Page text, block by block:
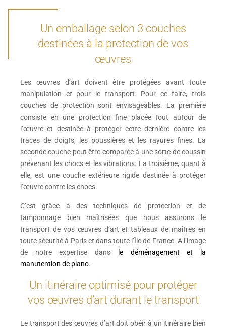
Un emballage selon 3 couches
destinées à la protection de vos
œuvres
Les œuvres d’art doivent être protégées avant toute
manipulation et pour le transport. Pour ce faire, trois
couches de protection sont envisageables. La première
consiste en une protection fine placée tout autour de
l’œuvre et destinée à protéger cette dernière contre les
traces de doigts, les poussières et les rayures fines. La
seconde couche peut être comparée à une sorte de coussin
prévenant les chocs et les vibrations. La troisième, quant à
elle, est une couche extérieure rigide destinée à protéger
l’œuvre contre les chocs.
C’est grâce à des techniques de protection et de
tamponnage bien maîtrisées que nous assurons le
transport de vos œuvres d’art et tableaux de maîtres en
toute sécurité à Paris et dans toute l’Île de France. A l’image
de notre expertise dans
le déménagement et la
manutention de piano.
Un itinéraire optimisé pour protéger
vos œuvres d’art durant le transport
Le transport des œuvres d’art doit obéir à un itinéraire bien